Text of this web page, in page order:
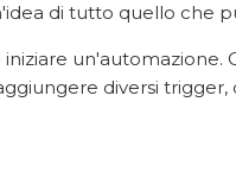
di tutto quello che
diversi